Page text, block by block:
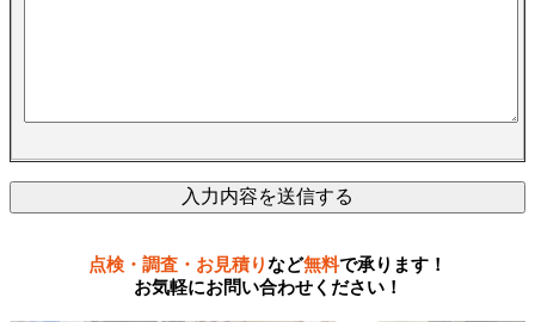
点検・調査・お見積りなど無料で承ります！
お気軽にお問い合わせください！